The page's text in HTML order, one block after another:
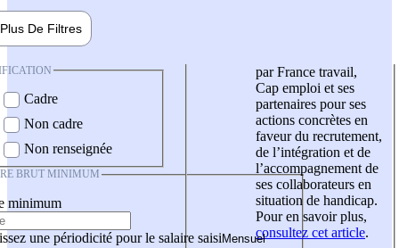
Plus De Filtres
Cadre
Non cadre
Non renseignée
BRUT MINIMUM
minimum
une périodicité pour le salaire saisi
par France travail,
Cap emploi et ses
partenaires pour ses
actions concrètes en
faveur du recrutement,
de l’intégration et de
l’accompagnement de
ses collaborateurs en
situation de handicap.
Pour en savoir plus,
consultez cet article.